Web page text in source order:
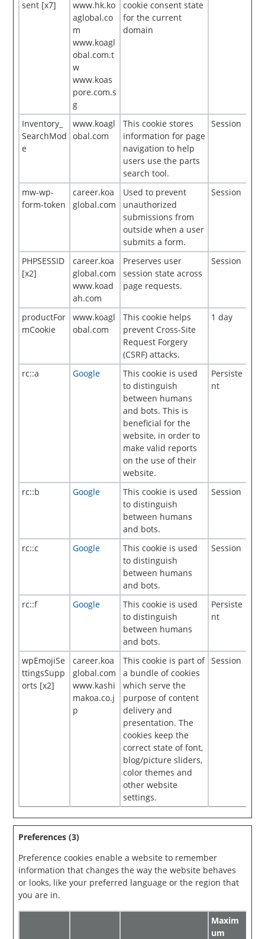
sent [x7]
www.hk.ko
aglobal.co
m
www.koagl
obal.com.t
w
www.koas
pore.com.s
g
cookie consent state
for the current
domain
Inventory_
SearchMod
e
www.koagl
obal.com
This cookie stores
information for page
navigation to help
users use the parts
search tool.
Session
mw-wp-
form-token
career.koa
global.com
Used to prevent
unauthorized
submissions from
outside when a user
submits a form.
Session
PHPSESSID
[x2]
career.koa
global.com
www.koad
ah.com
Preserves user
session state across
page requests.
Session
productFor
mCookie
www.koagl
obal.com
This cookie helps
prevent Cross-Site
Request Forgery
(CSRF) attacks.
1 day
rc::a Google
This cookie is used
to distinguish
between humans
and bots. This is
beneficial for the
website, in order to
make valid reports
on the use of their
website.
Persiste
nt
rc::b Google
This cookie is used
to distinguish
between humans
and bots.
Session
rc::c Google
This cookie is used
to distinguish
between humans
and bots.
Session
rc::f Google
This cookie is used
to distinguish
between humans
and bots.
Persiste
nt
wpEmojiSe
ttingsSupp
orts [x2]
career.koa
global.com
www.kashi
makoa.co.j
p
This cookie is part of
a bundle of cookies
which serve the
purpose of content
delivery and
presentation. The
cookies keep the
correct state of font,
blog/picture sliders,
color themes and
other website
settings.
Session
Preferences (3)
Preference cookies enable a website to remember
information that changes the way the website behaves
or looks, like your preferred language or the region that
you are in.
Maxim
um